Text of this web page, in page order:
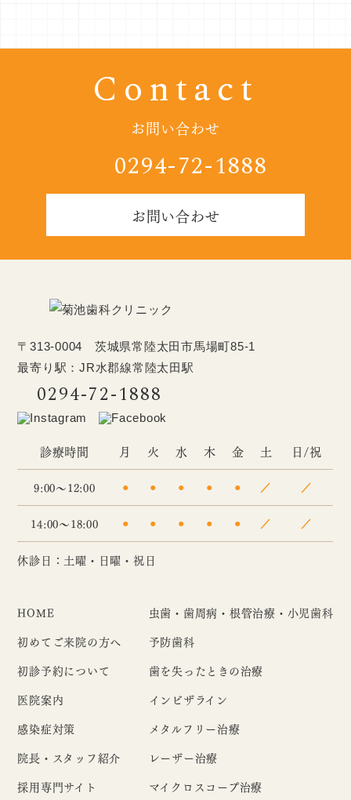
Contact
お問い合わせ
0294-72-1888
お問い合わせ
〒313-0004 茨城県常陸太田市馬場町85-1
最寄り駅：JR水郡線常陸太田駅
0294-72-1888
診療時間 月 火 水 木 金 土 日/祝
9:00～12:00 ● ● ● ● ● ／ ／
14:00～18:00 ● ● ● ● ● ／ ／
休診日：土曜・日曜・祝日
HOME
初めてご来院の方へ
初診予約について
医院案内
感染症対策
院長・スタッフ紹介
採用専門サイト
虫歯・歯周病・根管治療・小児歯科
予防歯科
歯を失ったときの治療
インビザライン
メタルフリー治療
レーザー治療
マイクロスコープ治療